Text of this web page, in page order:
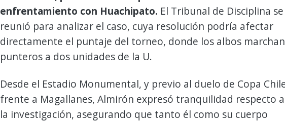
enfrentamiento con Huachipato. El Tribunal de Disciplina se
reunió para analizar el caso, cuya resolución podría afectar
directamente el puntaje del torneo, donde los albos marchan
punteros a dos unidades de la U.
Desde el Estadio Monumental, y previo al duelo de Copa
frente a Magallanes, Almirón expresó tranquilidad respecto a
la investigación, asegurando que tanto él como su cuerpo